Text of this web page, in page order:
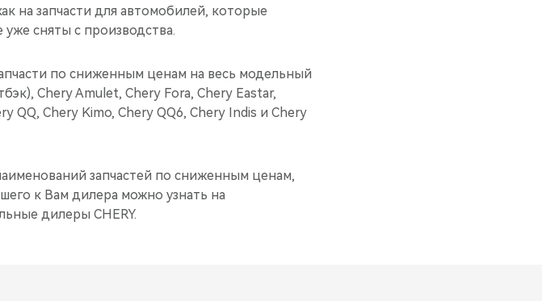
на запчасти для автомобилей, которые
сняты с производства.
по сниженным ценам на весь модельный
Chery Amulet, Chery Fora, Chery Eastar,
QQ, Chery Kimo, Chery QQ6, Chery Indis и Chery
запчастей по сниженным ценам,
к Вам дилера можно узнать на
дилеры CHERY.